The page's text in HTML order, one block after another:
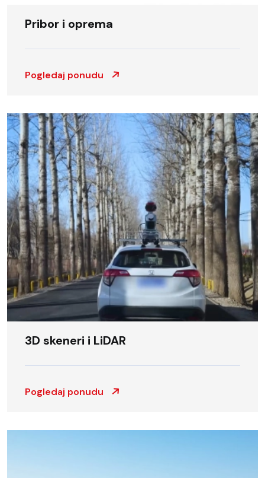
Pribor i oprema
Pogledaj ponudu
3D skeneri i LiDAR
Pogledaj ponudu